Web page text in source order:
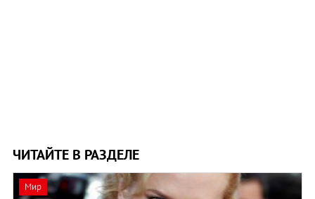
ЧИТАЙТЕ В РАЗДЕЛЕ
Мир